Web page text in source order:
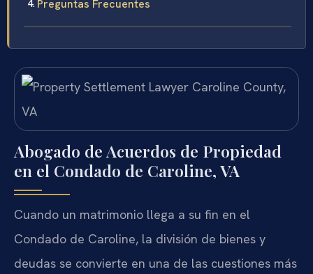
Preguntas Frecuentes
Abogado de Acuerdos de Propiedad
en el Condado de Caroline, VA
Cuando un matrimonio llega a su fin en el
Condado de Caroline, la división de bienes y
deudas se convierte en una de las cuestiones más